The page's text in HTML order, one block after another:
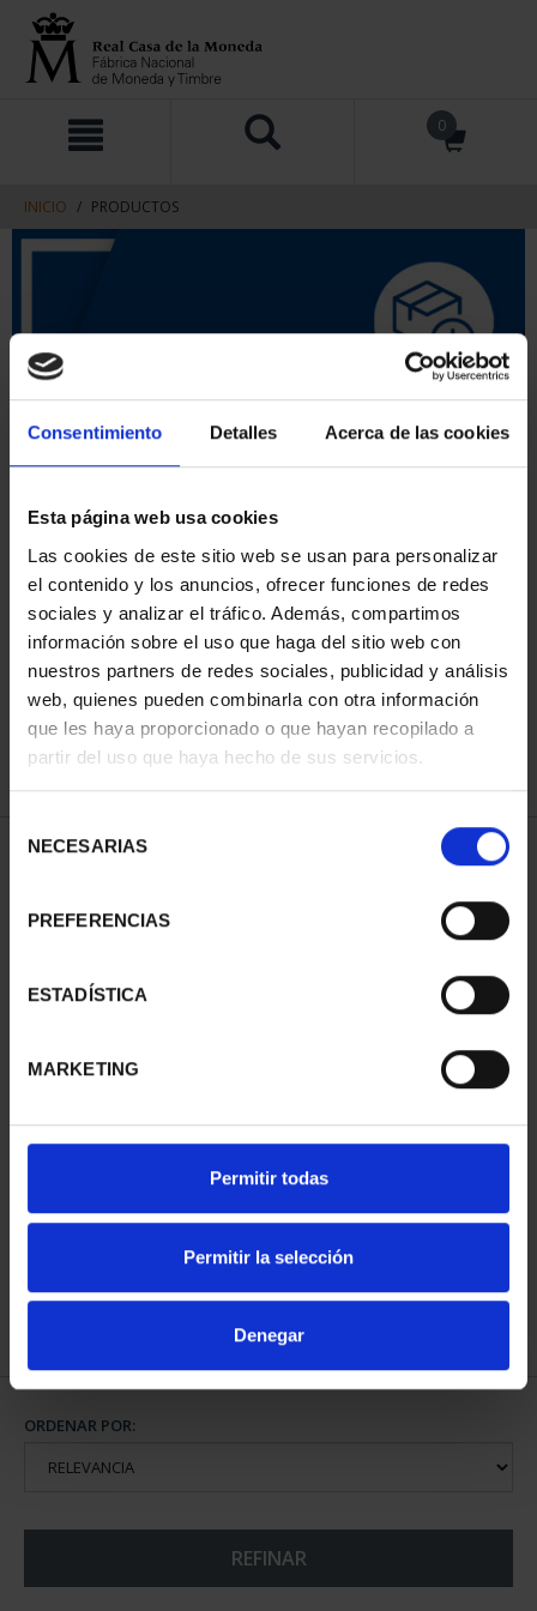
Consentimiento Detalles Acerca de las cookies
Esta página web usa cookies
Las cookies de este sitio web se usan para personalizar
el contenido y los anuncios, ofrecer funciones de redes
sociales y analizar el tráfico. Además, compartimos
información sobre el uso que haga del sitio web con
nuestros partners de redes sociales, publicidad y análisis
web, quienes pueden combinarla con otra información
que les haya proporcionado o que hayan recopilado a
partir del uso que haya hecho de sus servicios.
NECESARIAS
PREFERENCIAS
ESTADÍSTICA
MARKETING
Permitir todas
Permitir la selección
Denegar
contenido
navegacin
0
INICIO PRODUCTOS
ORDENAR POR:
REFINAR
1 Productos encontrados
CAPITALES ESPAÑOLAS
73,00 €
ORDENAR POR:
REFINAR